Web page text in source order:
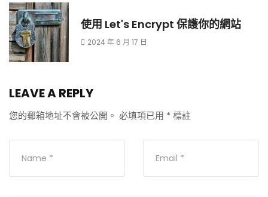
使用 Let's Encrypt 保護你的網站
2024 年 6 月 17 日
LEAVE A REPLY
您的郵箱地址不會被公開。 必填項已用 * 標註